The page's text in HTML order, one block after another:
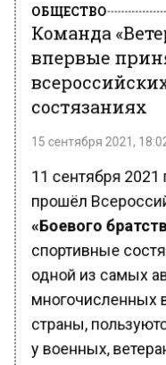
Команда
впервые
состязаниях
прошёл
«Боевого
спортивные
одной из самых
многочисленных
страны,
у военных,